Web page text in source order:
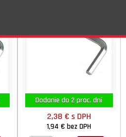
Dodanie do 2 prac. dní
2,38 € s DPH
1,94 €bez DPH